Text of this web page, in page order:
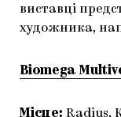
виставці
художника,
Biomega
Місце: Radius,